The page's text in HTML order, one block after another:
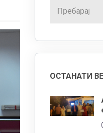
ОСТАНАТИ